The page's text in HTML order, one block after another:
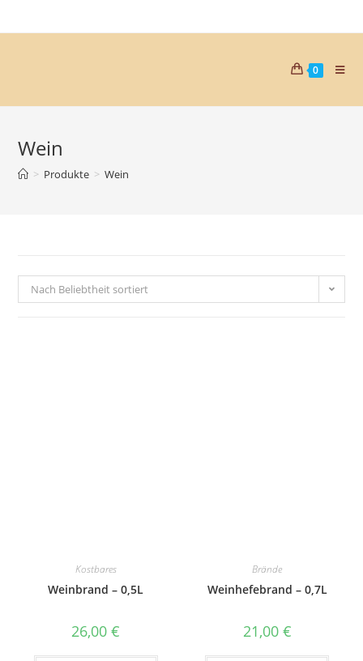
0
Wein
> Produkte > Wein
Nach Beliebtheit sortiert
Kostbares
Weinbrand – 0,5L
26,00€
Brände
Weinhefebrand – 0,7L
21,00 €